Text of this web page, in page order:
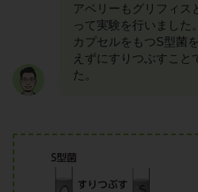
アベリーもグリフィス
って実験を行いました
カプセルをもつS型菌
えずにすりつぶすこと
た。